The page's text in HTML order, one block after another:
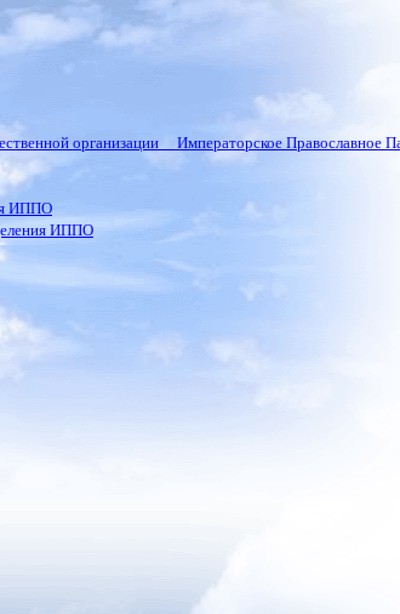
организации Императорское Православное
ИППО
ИППО